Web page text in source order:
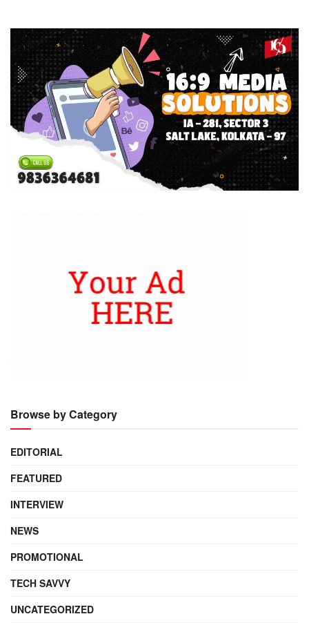
Browse by Category
EDITORIAL
FEATURED
INTERVIEW
NEWS
PROMOTIONAL
TECH SAVVY
UNCATEGORIZED